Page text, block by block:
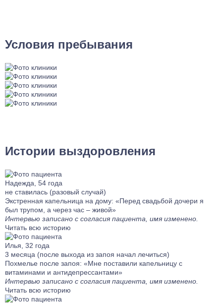
Условия пребывания
Истории выздоровления
Надежда, 54 года
не ставилась (разовый случай)
Экстренная капельница на дому: «Перед свадьбой дочери я
был трупом, а через час – живой»
Интервью записано с согласия пациента, имя изменено.
Читать всю историю
Илья, 32 года
3 месяца (после выхода из запоя начал лечиться)
Похмелье после запоя: «Мне поставили капельницу с
витаминами и антидепрессантами»
Интервью записано с согласия пациента, имя изменено.
Читать всю историю